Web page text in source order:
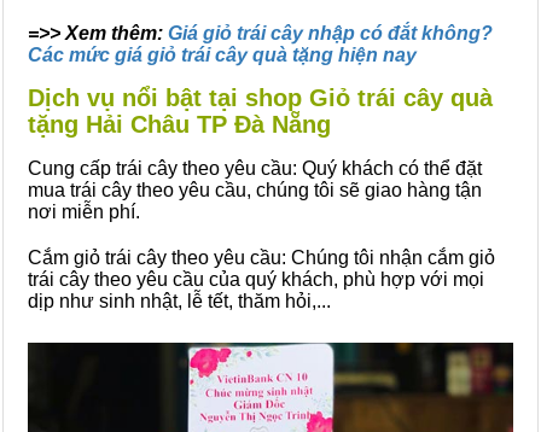
=>> Xem thêm: Giá giỏ trái cây nhập có đắt không?
Các mức giá giỏ trái cây quà tặng hiện nay
Dịch vụ nổi bật tại shop Giỏ trái cây quà
tặng Hải Châu TP Đà Nẵng
Cung cấp trái cây theo yêu cầu: Quý khách có thể đặt
mua trái cây theo yêu cầu, chúng tôi sẽ giao hàng tận
nơi miễn phí.
Cắm giỏ trái cây theo yêu cầu: Chúng tôi nhận cắm giỏ
trái cây theo yêu cầu của quý khách, phù hợp với mọi
dịp như sinh nhật, lễ tết, thăm hỏi,...